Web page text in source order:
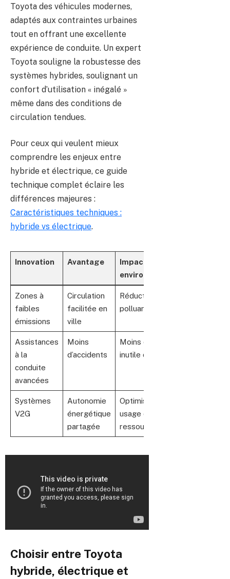
Toyota des véhicules modernes,
adaptés aux contraintes urbaines
tout en offrant une excellente
expérience de conduite. Un expert
Toyota souligne la robustesse des
systèmes hybrides, soulignant un
confort d’utilisation « inégalé »
même dans des conditions de
circulation tendues.
Pour ceux qui veulent mieux
comprendre les enjeux entre
hybride et électrique, ce guide
technique complet éclaire les
différences majeures :
Caractéristiques techniques :
hybride vs électrique.
Innovation Avantage
Impact
environnemental
Zones à
faibles
émissions
Circulation
facilitée en
ville
Réduction des
polluants
Assistances
à la
conduite
avancées
Moins
d’accidents
Moins de travail
inutile du moteur
Systèmes
V2G
Autonomie
énergétique
partagée
Optimisation
usage des
ressources
Choisir entre Toyota
hybride, électrique et